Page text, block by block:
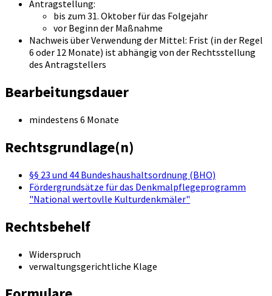
Antragstellung:
bis zum 31. Oktober für das Folgejahr
vor Beginn der Maßnahme
Nachweis über Verwendung der Mittel: Frist (in der Regel
6 oder 12 Monate) ist abhängig von der Rechtsstellung
des Antragstellers
Bearbeitungsdauer
mindestens 6 Monate
Rechtsgrundlage(n)
§§ 23 und 44 Bundeshaushaltsordnung (BHO)
Fördergrundsätze für das Denkmalpflegeprogramm
"National wertovlle Kulturdenkmäler"
Rechtsbehelf
Widerspruch
verwaltungsgerichtliche Klage